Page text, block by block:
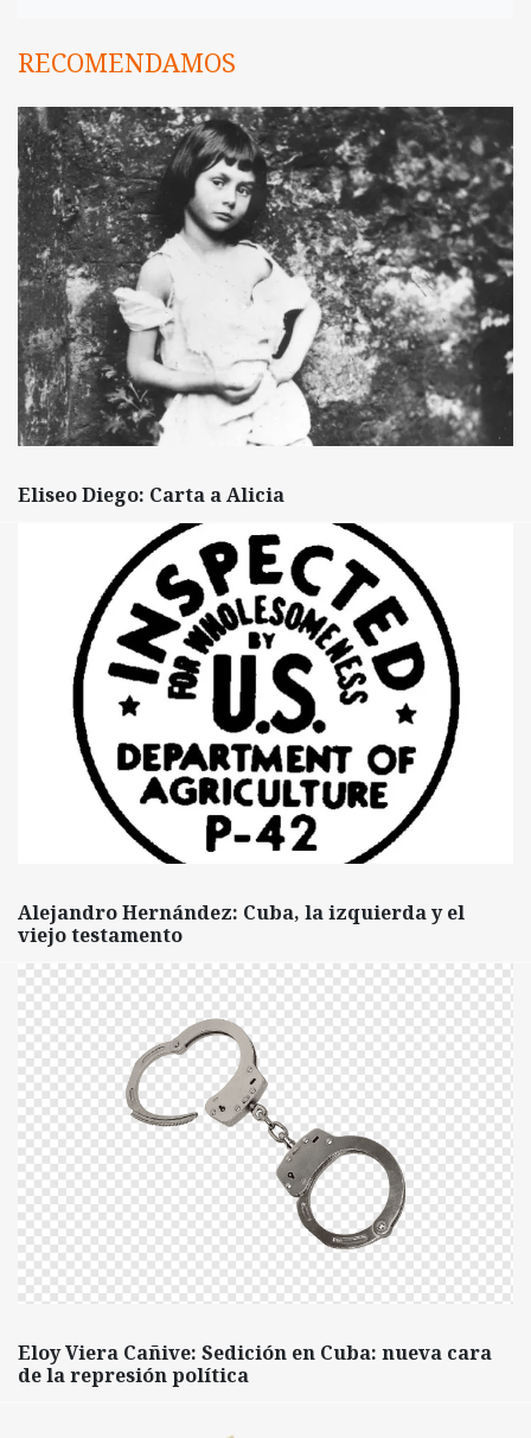
RECOMENDAMOS
Eliseo Diego: Carta a Alicia
Alejandro Hernández: Cuba, la izquierda y el
viejo testamento
Eloy Viera Cañive: Sedición en Cuba: nueva cara
de la represión política